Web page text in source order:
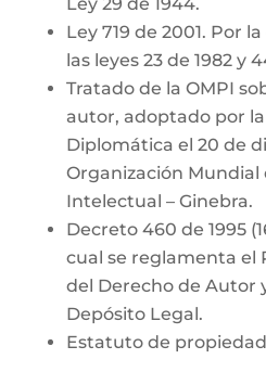
Ley 719 de 2001. Por
las leyes 23 de 1982 y
Tratado de la OMPI
autor, adoptado por
Diplomática el 20 de
Organización Mundial
Intelectual – Ginebra.
Decreto 460 de 1995
cual se reglamenta el
del Derecho de Autor
Depósito Legal.
Estatuto de